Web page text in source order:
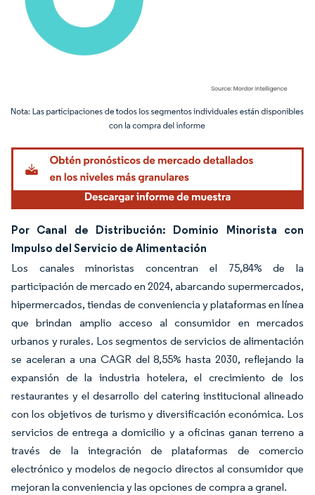
Imagen © Mordor Intelligence. El uso requiere atribución según CC BY 4.0.
Por Canal de Distribución: Dominio Minorista con
Impulso del Servicio de Alimentación
Los canales minoristas concentran el 75,84% de la
participación de mercado en 2024, abarcando supermercados,
hipermercados, tiendas de conveniencia y plataformas en línea
que brindan amplio acceso al consumidor en mercados
urbanos y rurales. Los segmentos de servicios de alimentación
se aceleran a una CAGR del 8,55% hasta 2030, reflejando la
expansión de la industria hotelera, el crecimiento de los
restaurantes y el desarrollo del catering institucional alineado
con los objetivos de turismo y diversificación económica. Los
servicios de entrega a domicilio y a oficinas ganan terreno a
través de la integración de plataformas de comercio
electrónico y modelos de negocio directos al consumidor que
mejoran la conveniencia y las opciones de compra a granel.